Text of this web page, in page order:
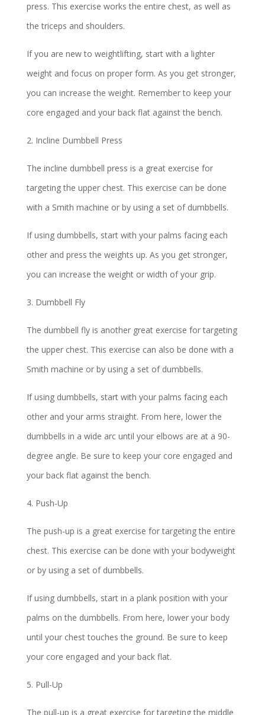
press. This exercise works the entire chest, as well as
the triceps and shoulders.
If you are new to weightlifting, start with a lighter
weight and focus on proper form. As you get stronger,
you can increase the weight. Remember to keep your
core engaged and your back flat against the bench.
2. Incline Dumbbell Press
The incline dumbbell press is a great exercise for
targeting the upper chest. This exercise can be done
with a Smith machine or by using a set of dumbbells.
If using dumbbells, start with your palms facing each
other and press the weights up. As you get stronger,
you can increase the weight or width of your grip.
3. Dumbbell Fly
The dumbbell fly is another great exercise for targeting
the upper chest. This exercise can also be done with a
Smith machine or by using a set of dumbbells.
If using dumbbells, start with your palms facing each
other and your arms straight. From here, lower the
dumbbells in a wide arc until your elbows are at a 90-
degree angle. Be sure to keep your core engaged and
your back flat against the bench.
4. Push-Up
The push-up is a great exercise for targeting the entire
chest. This exercise can be done with your bodyweight
or by using a set of dumbbells.
If using dumbbells, start in a plank position with your
palms on the dumbbells. From here, lower your body
until your chest touches the ground. Be sure to keep
your core engaged and your back flat.
5. Pull-Up
The pull-up is a great exercise for targeting the middle